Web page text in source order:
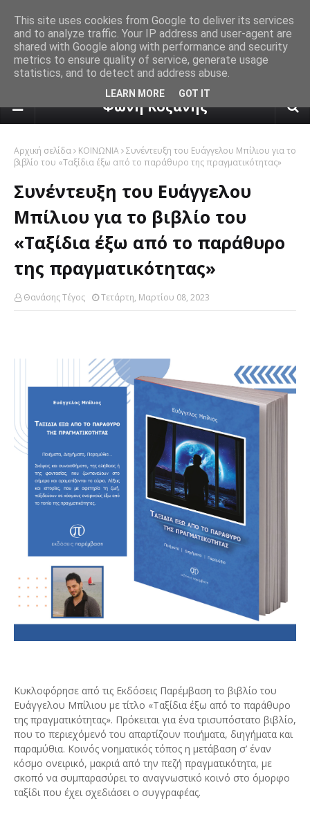
πρόγνωση καιρού από το
Φωνή Κοζάνης
Αρχική σελίδα ΚΟΙΝΩΝΙΑ Συνέντευξη του Ευάγγελου Μπίλιου για το
βιβλίο του «Ταξίδια έξω από το παράθυρο της πραγματικότητας»
Συνέντευξη του Ευάγγελου
Μπίλιου για το βιβλίο του
«Ταξίδια έξω από το παράθυρο
της πραγματικότητας»
Θανάσης Τέγος Τετάρτη, Μαρτίου 08, 2023
Κυκλοφόρησε από τις Εκδόσεις Παρέμβαση το βιβλίο του
Ευάγγελου Μπίλιου με τίτλο «Ταξίδια έξω από το παράθυρο
της πραγματικότητας». Πρόκειται για ένα τρισυπόστατο βιβλίο,
που το περιεχόμενό του απαρτίζουν ποιήματα, διηγήματα και
παραμύθια. Κοινός νοηματικός τόπος η μετάβαση σ’ έναν
κόσμο ονειρικό, μακριά από την πεζή πραγματικότητα, με
σκοπό να συμπαρασύρει το αναγνωστικό κοινό στο όμορφο
ταξίδι που έχει σχεδιάσει ο συγγραφέας.
This site uses cookies from Google to deliver its services
and to analyze traffic. Your IP address and user-agent are
shared with Google along with performance and security
metrics to ensure quality of service, generate usage
statistics, and to detect and address abuse.
LEARN MORE GOT IT